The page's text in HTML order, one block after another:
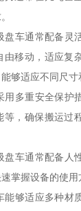
盘车通常配备灵
由移动，适应复
够适应不同尺寸
用多重安全保护
等，确保搬运过
盘车通常配备人
掌握设备的使用
能够适应多种材